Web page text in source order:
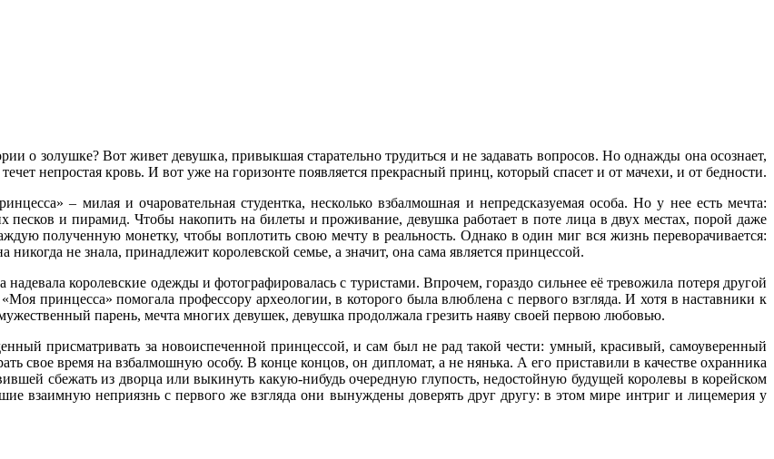
о золушке? Вот живет девушка, привыкшая старательно трудиться и не задавать вопросов. Но однажды она осознает,
непростая кровь. И вот уже на горизонте появляется прекрасный принц, который спасет и от мачехи, и от бедности.
– милая и очаровательная студентка, несколько взбалмошная и непредсказуемая особа. Но у нее есть мечта:
песков и пирамид. Чтобы накопить на билеты и проживание, девушка работает в поте лица в двух местах, порой даже
полученную монетку, чтобы воплотить свою мечту в реальность. Однако в один миг вся жизнь переворачивается:
никогда не знала, принадлежит королевской семье, а значит, она сама является принцессой.
королевские одежды и фотографировалась с туристами. Впрочем, гораздо сильнее её тревожила потеря другой
принцесса» помогала профессору археологии, в которого была влюблена с первого взгляда. И хотя в наставники к
парень, мечта многих девушек, девушка продолжала грезить наяву своей первою любовью.
присматривать за новоиспеченной принцессой, и сам был не рад такой чести: умный, красивый, самоуверенный
свое время на взбалмошную особу. В конце концов, он дипломат, а не нянька. А его приставили в качестве охранника
сбежать из дворца или выкинуть какую-нибудь очередную глупость, недостойную будущей королевы в корейском
взаимную неприязнь с первого же взгляда они вынуждены доверять друг другу: в этом мире интриг и лицемерия у